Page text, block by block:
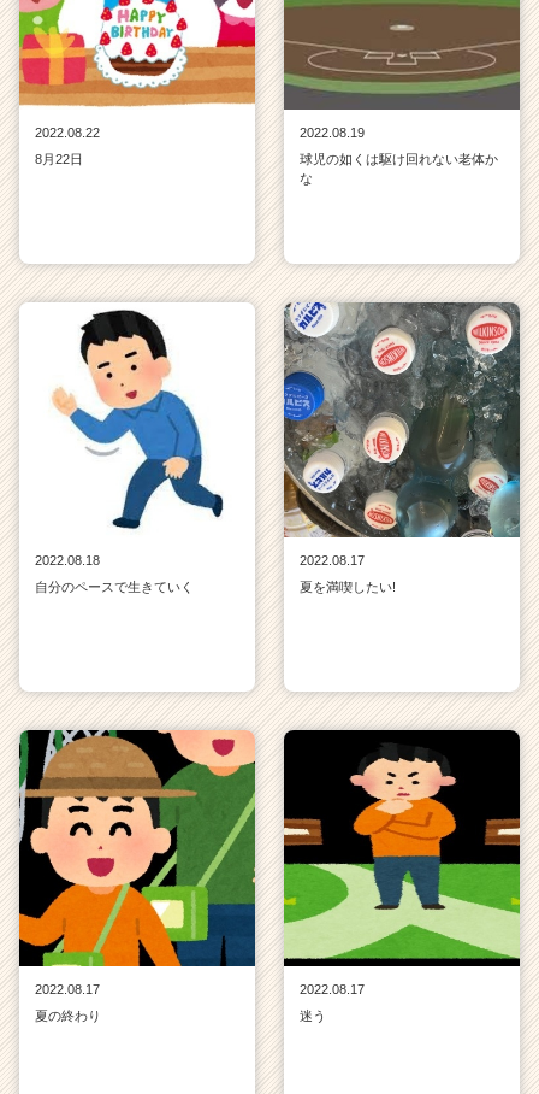
2022.08.22
8月22日
2022.08.19
球児の如くは駆け回れない老体か
な
2022.08.18
自分のペースで生きていく
2022.08.17
夏を満喫したい!
2022.08.17
夏の終わり
2022.08.17
迷う